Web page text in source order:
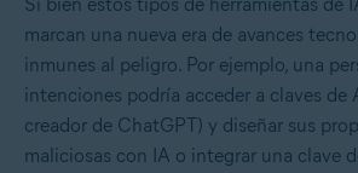
Si bien estos tipos de herramientas de
marcan una nueva era de avances
inmunes al peligro. Por ejemplo, una
intenciones podría acceder a claves de
creador de ChatGPT) y diseñar sus
maliciosas con IA o integrar una clave